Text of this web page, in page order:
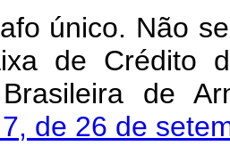
único. Não
de Crédito
Brasileira de
de 26 de